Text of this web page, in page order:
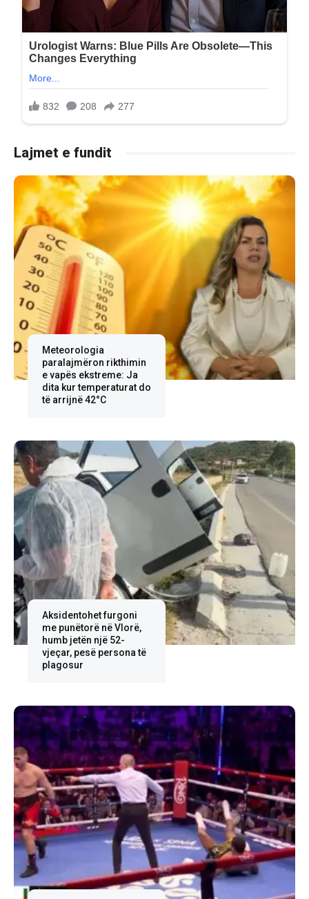
Lajmet e fundit
Meteorologia
paralajmëron rikthimin
e vapës ekstreme: Ja
dita kur temperaturat do
të arrijnë 42°C
Aksidentohet furgoni
me punëtorë në Vlorë,
humb jetën një 52-
vjeçar, pesë persona të
plagosur